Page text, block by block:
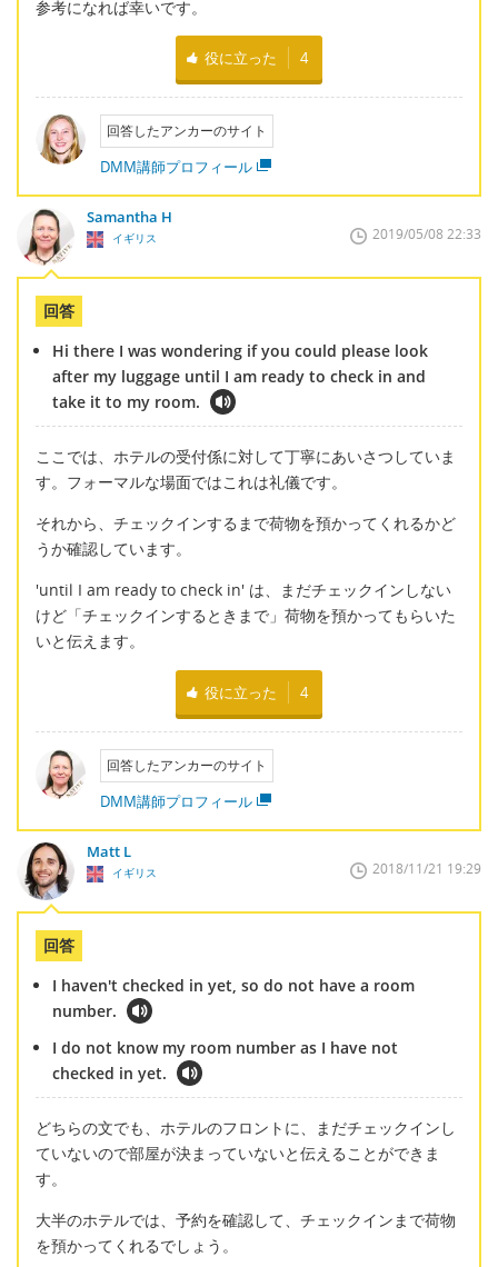
参考になれば幸いです。
役に立った 4
回答したアンカーのサイト
DMM講師プロフィール
Samantha H
イギリス 2019/05/08 22:33
回答
Hi there I was wondering if you could please look
after my luggage until I am ready to check in and
take it to my room.
ここでは、ホテルの受付係に対して丁寧にあいさつしていま
す。フォーマルな場面ではこれは礼儀です。
それから、チェックインするまで荷物を預かってくれるかど
うか確認しています。
'until I am ready to check in' は、まだチェックインしない
けど「チェックインするときまで」荷物を預かってもらいた
いと伝えます。
役に立った 4
回答したアンカーのサイト
DMM講師プロフィール
Matt L
イギリス 2018/11/21 19:29
回答
I haven't checked in yet, so do not have a room
number.
I do not know my room number as I have not
checked in yet.
どちらの文でも、ホテルのフロントに、まだチェックインし
ていないので部屋が決まっていないと伝えることができま
す。
大半のホテルでは、予約を確認して、チェックインまで荷物
を預かってくれるでしょう。